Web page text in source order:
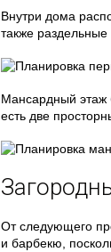
Внутри дома
также раздельные
Мансардный этаж
есть две
От следующего
и барбекю,